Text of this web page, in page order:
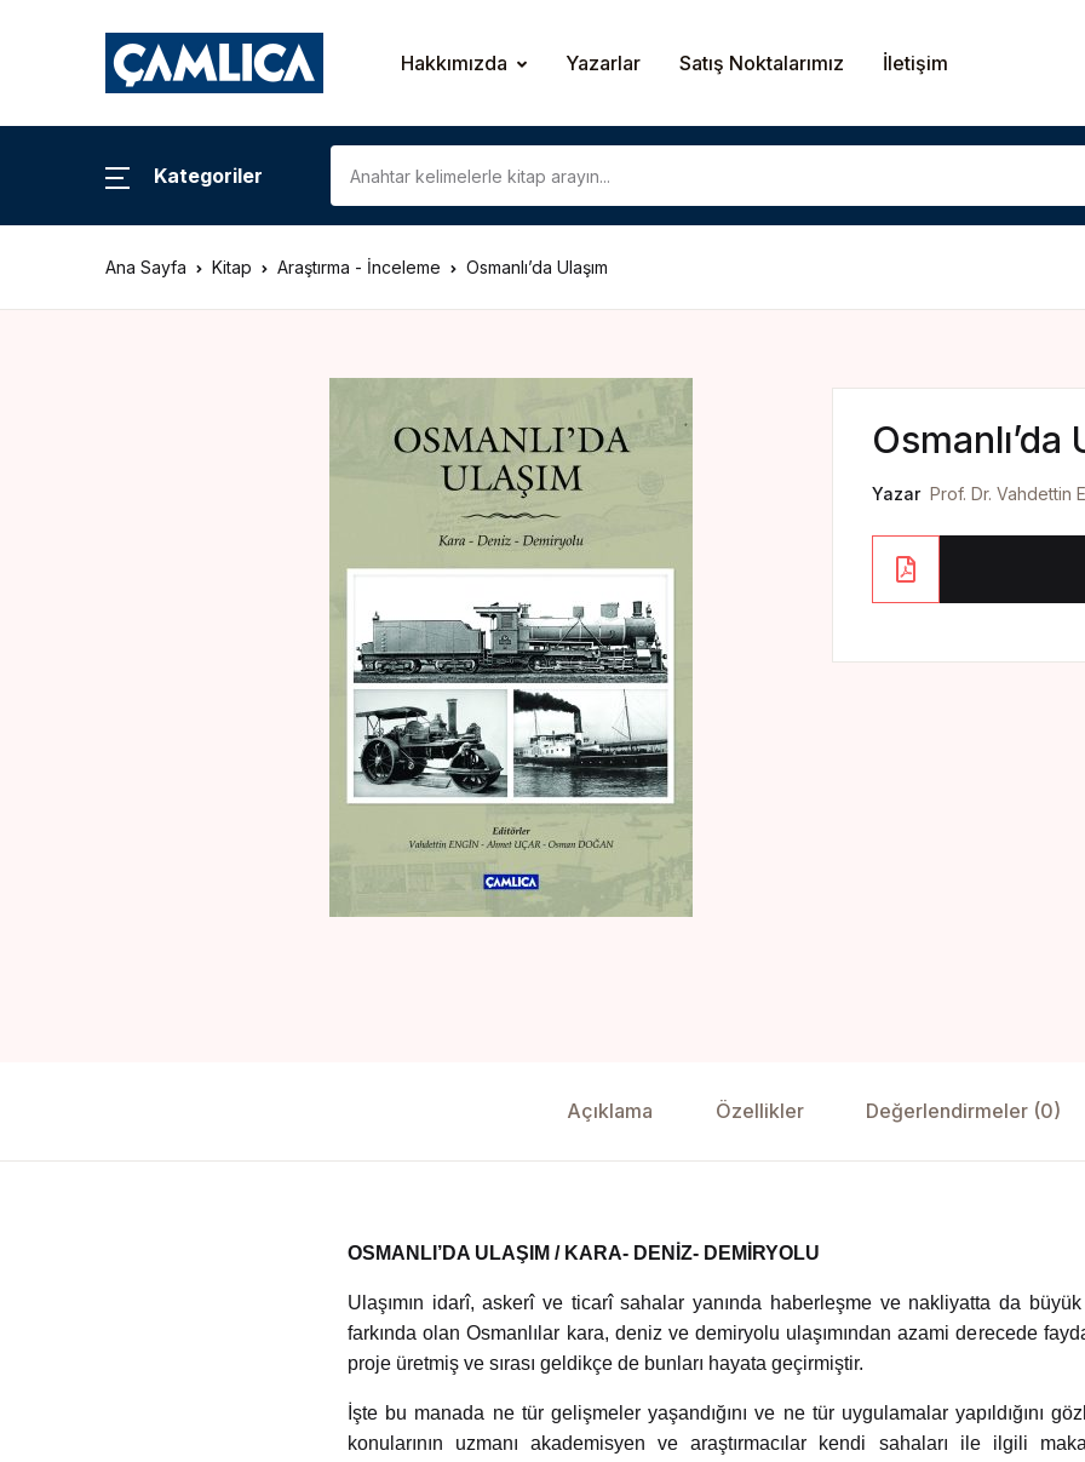
Hakkımızda Yazarlar Satış Noktalarımız İletişim
Kategoriler
KATEGORİLER
Çizgi Roman
Ana Sayfa Kitap Araştırma - İnceleme Osmanlı’da Ulaşım
Osmanlı’da
Yazar Prof. Dr. Vahdettin
Açıklama Özellikler Değerlendirmeler (0)
OSMANLI’DA ULAŞIM / KARA- DENİZ- DEMİRYOLU
Ulaşımın idarî, askerî ve ticarî sahalar yanında haberleşme ve nakliyatta da büyük
farkında olan Osmanlılar kara, deniz ve demiryolu ulaşımından azami derecede
proje üretmiş ve sırası geldikçe de bunları hayata geçirmiştir.
İşte bu manada ne tür gelişmeler yaşandığını ve ne tür uygulamalar yapıldığını
konularının uzmanı akademisyen ve araştırmacılar kendi sahaları ile ilgili